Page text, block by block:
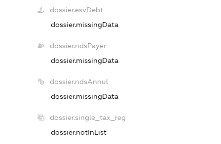
dossier.esvDebt
dossier.missingData
dossier.ndsPayer
dossier.missingData
dossier.ndsAnnul
dossier.missingData
dossier.single_tax_reg
dossier.notInList